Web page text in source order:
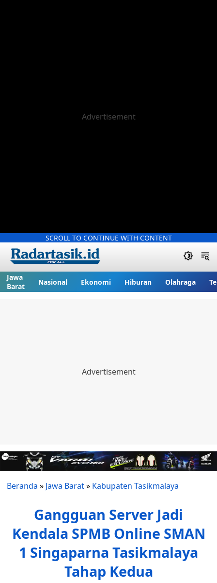
SCROLL TO CONTINUE WITH CONTENT
Jawa
Barat
Nasional Ekonomi Hiburan Olahraga
Beranda » Jawa Barat» Kabupaten Tasikmalaya
Gangguan Server Jadi
Kendala SPMB Online SMAN
1 Singaparna Tasikmalaya
Tahap Kedua